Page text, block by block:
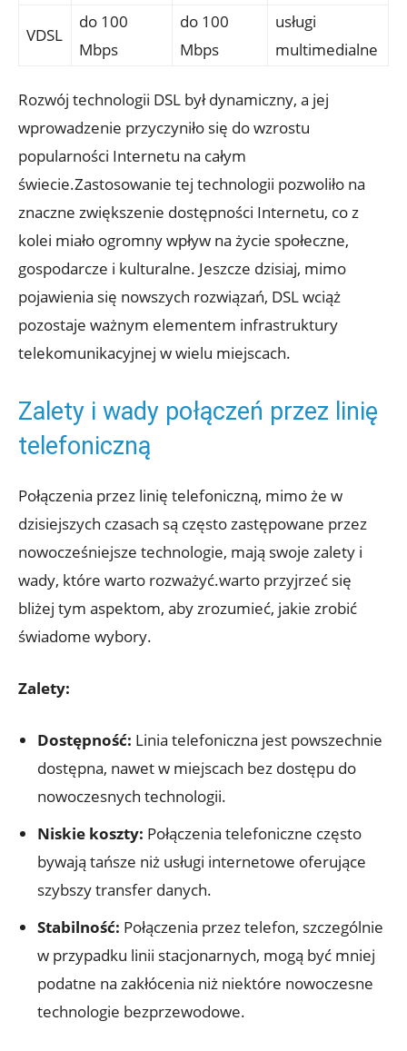
VDSL
do 100
Mbps
do 100
Mbps
usługi
multimedialne
Rozwój technologii DSL był dynamiczny, a jej
wprowadzenie przyczyniło się do wzrostu
popularności Internetu na całym
świecie.Zastosowanie tej technologii pozwoliło na
znaczne zwiększenie dostępności Internetu, co z
kolei miało ogromny wpływ na życie społeczne,
gospodarcze i kulturalne. Jeszcze dzisiaj, mimo
pojawienia się nowszych rozwiązań, DSL wciąż
pozostaje ważnym elementem infrastruktury
telekomunikacyjnej w wielu miejscach.
Zalety i wady połączeń przez linię
telefoniczną
Połączenia przez linię telefoniczną, mimo że w
dzisiejszych czasach są często zastępowane przez
nowocześniejsze technologie, mają swoje zalety i
wady, które warto rozważyć.warto przyjrzeć się
bliżej tym aspektom, aby zrozumieć, jakie zrobić
świadome wybory.
Zalety:
Dostępność: Linia telefoniczna jest powszechnie
dostępna, nawet w miejscach bez dostępu do
nowoczesnych technologii.
Niskie koszty: Połączenia telefoniczne często
bywają tańsze niż usługi internetowe oferujące
szybszy transfer danych.
Stabilność: Połączenia przez telefon, szczególnie
w przypadku linii stacjonarnych, mogą być mniej
podatne na zakłócenia niż niektóre nowoczesne
technologie bezprzewodowe.